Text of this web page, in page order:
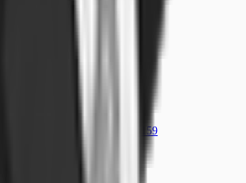
Mörsenbroich - D0159